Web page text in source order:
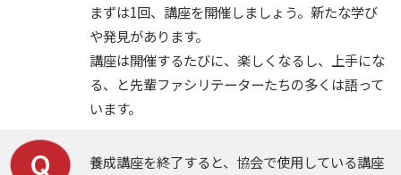
まずは1回、講座を開催しましょう。新たな学び
や発見があります。
講座は開催するたびに、楽しくなるし、上手にな
る、と先輩ファシリテーターたちの多くは語って
います。
養成講座を終了すると、協会で使用している講座